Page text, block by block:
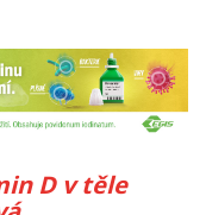
D v těle